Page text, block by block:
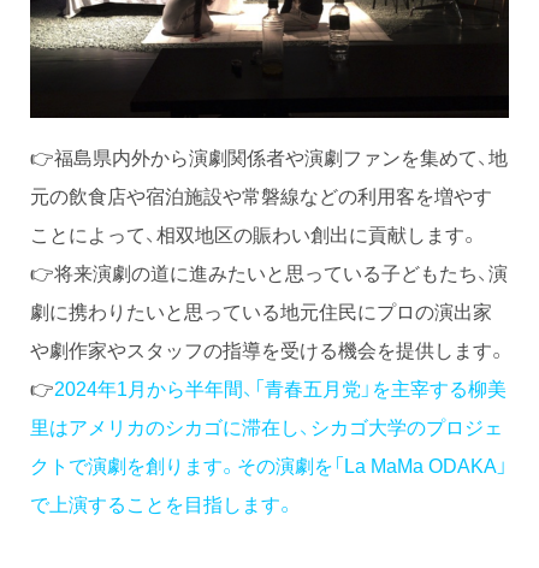
👉福島県内外から演劇関係者や演劇ファンを集めて、地
元の飲食店や宿泊施設や常磐線などの利用客を増やす
ことによって、相双地区の賑わい創出に貢献します。
👉将来演劇の道に進みたいと思っている子どもたち、演
劇に携わりたいと思っている地元住民にプロの演出家
や劇作家やスタッフの指導を受ける機会を提供します。
👉2024年1月から半年間、「青春五月党」を主宰する柳美
里はアメリカのシカゴに滞在し、シカゴ大学のプロジェ
クトで演劇を創ります。その演劇を「La MaMa ODAKA」
で上演することを目指します。